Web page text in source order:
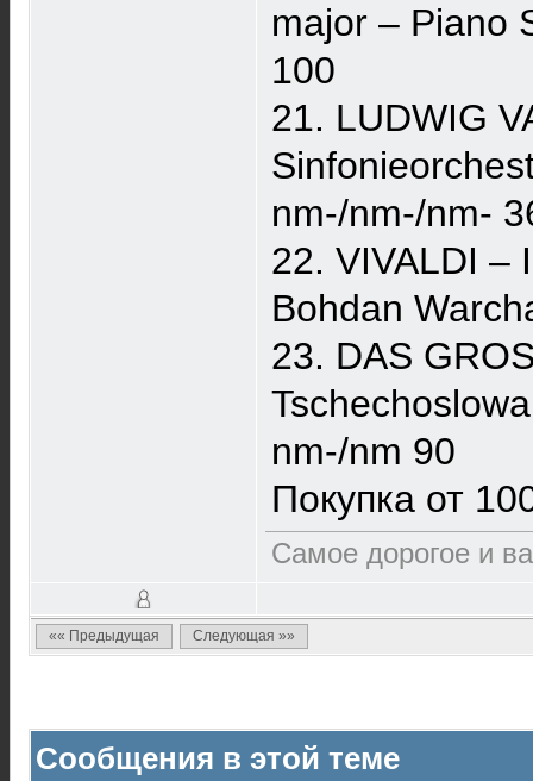
major – Piano
100
21. LUDWIG
nm-/nm-/nm-
22. VIVALDI –
Bohdan
23. DAS
nm-/nm 90
Покупка от
Самое дорогое и
«« Предыдущая Следующая »»
Сообщения в этой теме